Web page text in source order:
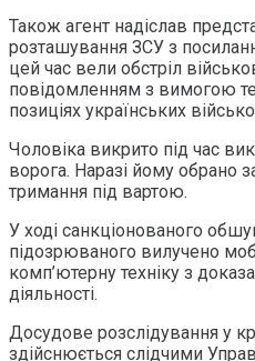
Також агент надіслав
розташування ЗСУ з
цей час вели обстріл
повідомленням з вимогою
позиціях українських
Чоловіка викрито під час
ворога. Наразі йому обрано
тримання під вартою.
У ході cанкціонованого
підозрюваного вилучено
комп’ютерну техніку з
діяльності.
Досудове розслідування у
здійснюється слідчими